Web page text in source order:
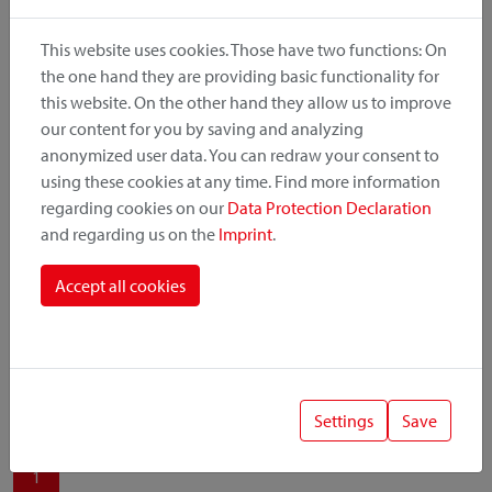
produit, le point de montage et le système de fixation.
Catégorie de produit
Position de montage
Système de fixation
1
This website uses cookies. Those have two functions: On
the one hand they are providing basic functionality for
this website. On the other hand they allow us to improve
our content for you by saving and analyzing
anonymized user data. You can redraw your consent to
using these cookies at any time. Find more information
regarding cookies on our Data Protection Declaration
and regarding us on the Imprint.
Accept all cookies
Settings Save